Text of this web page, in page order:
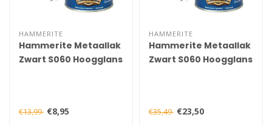
HAMMERITE
Hammerite Metaallak
Zwart S060 Hoogglans
€13,99 €8,95
HAMMERITE
Hammerite Metaallak
Zwart S060 Hoogglans
€35,49 €23,50